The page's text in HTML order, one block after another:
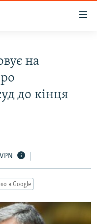
на
до кінця
в Google